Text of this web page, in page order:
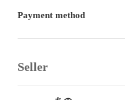
Payment method
Seller